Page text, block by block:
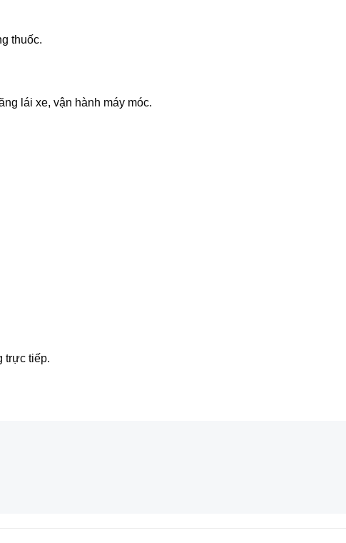
thuốc.
lái xe, vận hành máy móc.
trực tiếp.